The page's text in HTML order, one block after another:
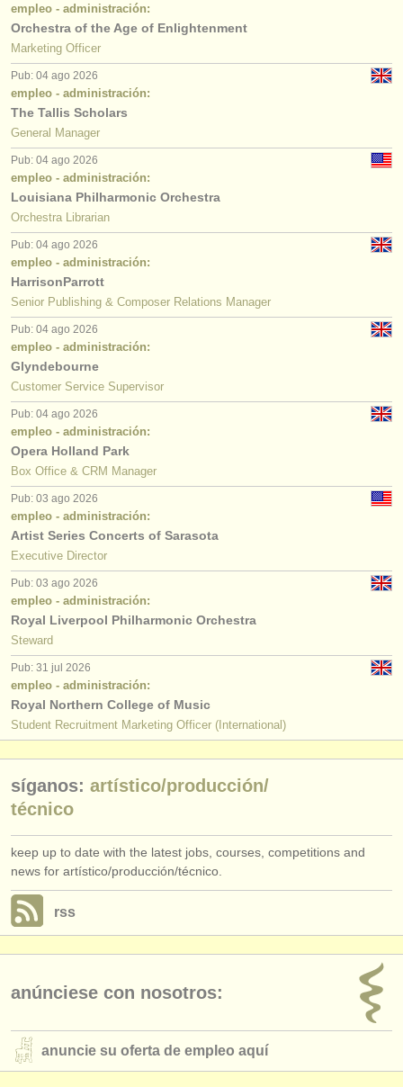
empleo - administración:
Orchestra of the Age of Enlightenment
Marketing Officer
Pub: 04 ago 2026
empleo - administración:
The Tallis Scholars
General Manager
Pub: 04 ago 2026
empleo - administración:
Louisiana Philharmonic Orchestra
Orchestra Librarian
Pub: 04 ago 2026
empleo - administración:
HarrisonParrott
Senior Publishing & Composer Relations Manager
Pub: 04 ago 2026
empleo - administración:
Glyndebourne
Customer Service Supervisor
Pub: 04 ago 2026
empleo - administración:
Opera Holland Park
Box Office & CRM Manager
Pub: 03 ago 2026
empleo - administración:
Artist Series Concerts of Sarasota
Executive Director
Pub: 03 ago 2026
empleo - administración:
Royal Liverpool Philharmonic Orchestra
Steward
Pub: 31 jul 2026
empleo - administración:
Royal Northern College of Music
Student Recruitment Marketing Officer (International)
síganos: artístico/producción/
técnico
keep up to date with the latest jobs, courses, competitions and
news for artístico/producción/técnico.
rss
anúnciese con nosotros:
anuncie su oferta de empleo aquí